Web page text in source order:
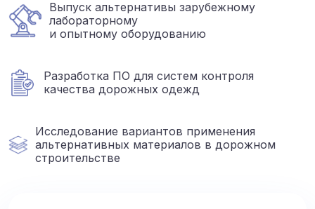
Выпуск альтернативы зарубежному
лабораторному
и опытному оборудованию
Разработка ПО для систем контроля
качества дорожных одежд
Исследование вариантов применения
альтернативных материалов в дорожном
строительстве